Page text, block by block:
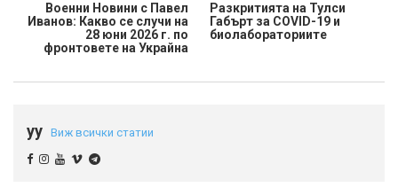
Военни Новини с Павел
Иванов: Какво се случи на
28 юни 2026 г. по
фронтовете на Украйна
Разкритията на Тулси
Габърт за COVID-19 и
биолабораториите
yy Виж всички статии